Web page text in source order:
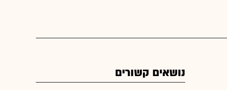
נושאים קשורים